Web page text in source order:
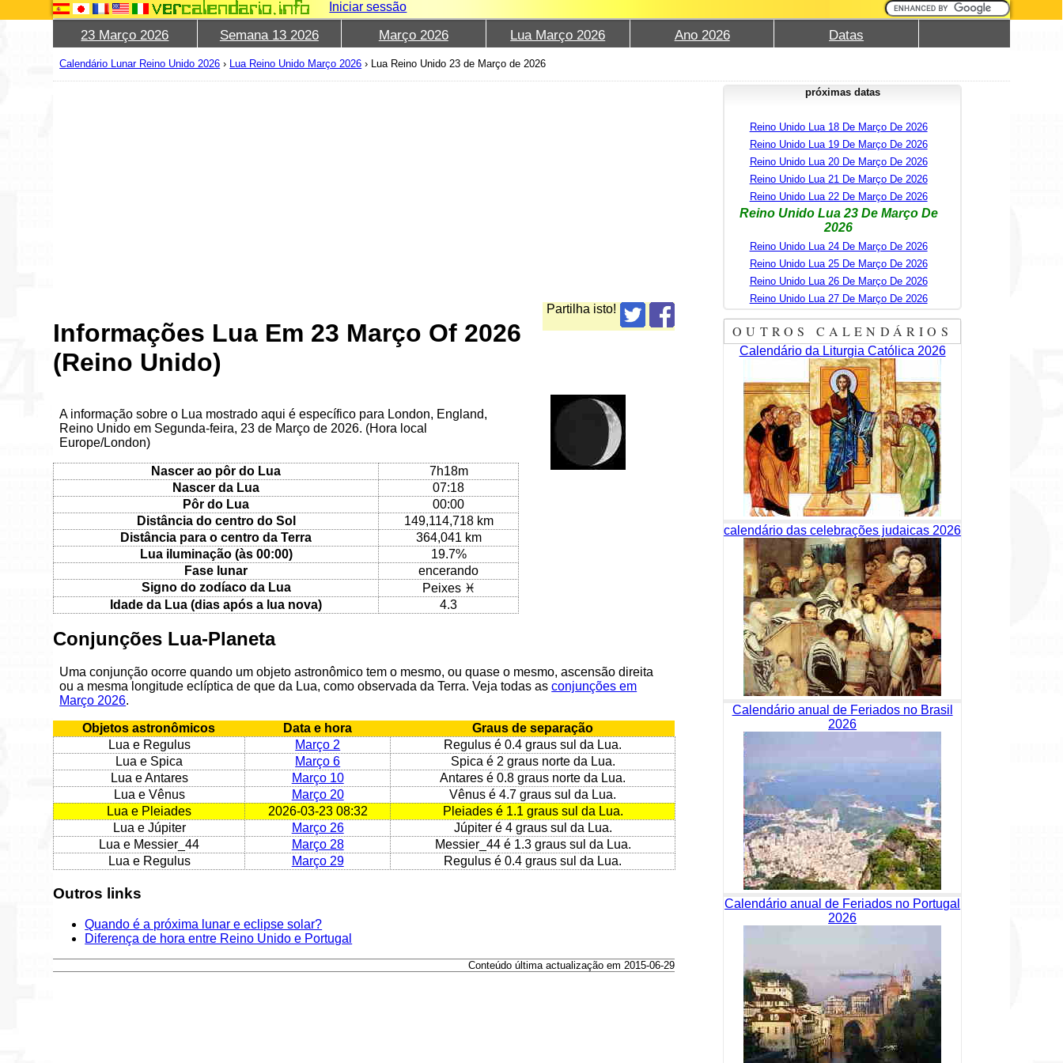
Iniciar sessão
23 Março 2026 Semana 13 2026 Março 2026 Lua Março 2026 Ano 2026 Datas
Calendário Lunar Reino Unido 2026 › Lua Reino Unido Março 2026 › Lua Reino Unido 23 de Março de 2026
Partilha isto!
Informações Lua Em 23 Março Of 2026
(Reino Unido)
A informação sobre o Lua mostrado aqui é específico para London, England,
Reino Unido em Segunda-feira, 23 de Março de 2026. (Hora local
Europe/London)
Nascer ao pôr do Lua
7h18m
Nascer da Lua
07:18
Pôr do Lua
00:00
Distância do centro do Sol
149,114,718 km
Distância para o centro da Terra
364,041 km
Lua iluminação (às 00:00)
19.7%
Fase lunar
encerando
Signo do zodíaco da Lua
Peixes ♓
Idade da Lua (dias após a lua nova)
4.3
Conjunções Lua-Planeta
Uma conjunção ocorre quando um objeto astronômico tem o mesmo, ou quase o mesmo, ascensão direita
ou a mesma longitude eclíptica de que da Lua, como observada da Terra. Veja todas asconjunções em
Março 2026.
Objetos astronômicos Data e hora
Graus de separação
Lua e Regulus
Março 2
Regulus é 0.4 graus sul da Lua.
Lua e Spica
Março 6
Spica é 2 graus norte da Lua.
Lua e Antares
Março 10
Antares é 0.8 graus norte da Lua.
Lua e Vênus
Março 20
Vênus é 4.7 graus sul da Lua.
Lua e Pleiades
2026-03-23 08:32
Pleiades é 1.1 graus sul da Lua.
Lua e Júpiter
Março 26
Júpiter é 4 graus sul da Lua.
Lua e Messier_44
Março 28
Messier_44 é 1.3 graus sul da Lua.
Lua e Regulus
Março 29 Regulus é 0.4 graus sul da Lua.
Outros links
Quando é a próxima lunar e eclipse solar?
Diferença de hora entre Reino Unido e Portugal
Conteúdo última actualização em 2015-06-29
próximas datas
Reino Unido Lua 18 De Março De 2026
Reino Unido Lua 19 De Março De 2026
Reino Unido Lua 20 De Março De 2026
Reino Unido Lua 21 De Março De 2026
Reino Unido Lua 22 De Março De 2026
Reino Unido Lua 23 De Março De
2026
Reino Unido Lua 24 De Março De 2026
Reino Unido Lua 25 De Março De 2026
Reino Unido Lua 26 De Março De 2026
Reino Unido Lua 27 De Março De 2026
OUTROS CALENDÁRIOS
Calendário da Liturgia Católica 2026
calendário das celebrações judaicas 2026
Calendário anual de Feriados no Brasil
2026
Calendário anual de Feriados no Portugal
2026